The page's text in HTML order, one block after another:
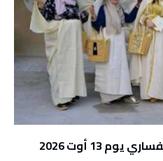
13 أوت 2026